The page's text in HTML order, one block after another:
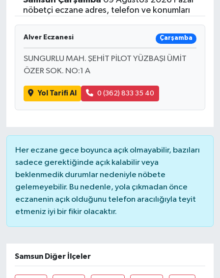
nöbetçi eczane adres, telefon ve konumları
Alver Eczanesi Çarşamba
SUNGURLU MAH. ŞEHİT PİLOT YÜZBAŞI ÜMİT
ÖZER SOK. NO:1 A
Yol Tarifi Al 0 (362) 833 35 40
Her eczane gece boyunca açık olmayabilir, bazıları
sadece gerektiğinde açık kalabilir veya
beklenmedik durumlar nedeniyle nöbete
gelemeyebilir. Bu nedenle, yola çıkmadan önce
eczanenin açık olduğunu telefon aracılığıyla teyit
etmeniz iyi bir fikir olacaktır.
Samsun Diğer İlçeler